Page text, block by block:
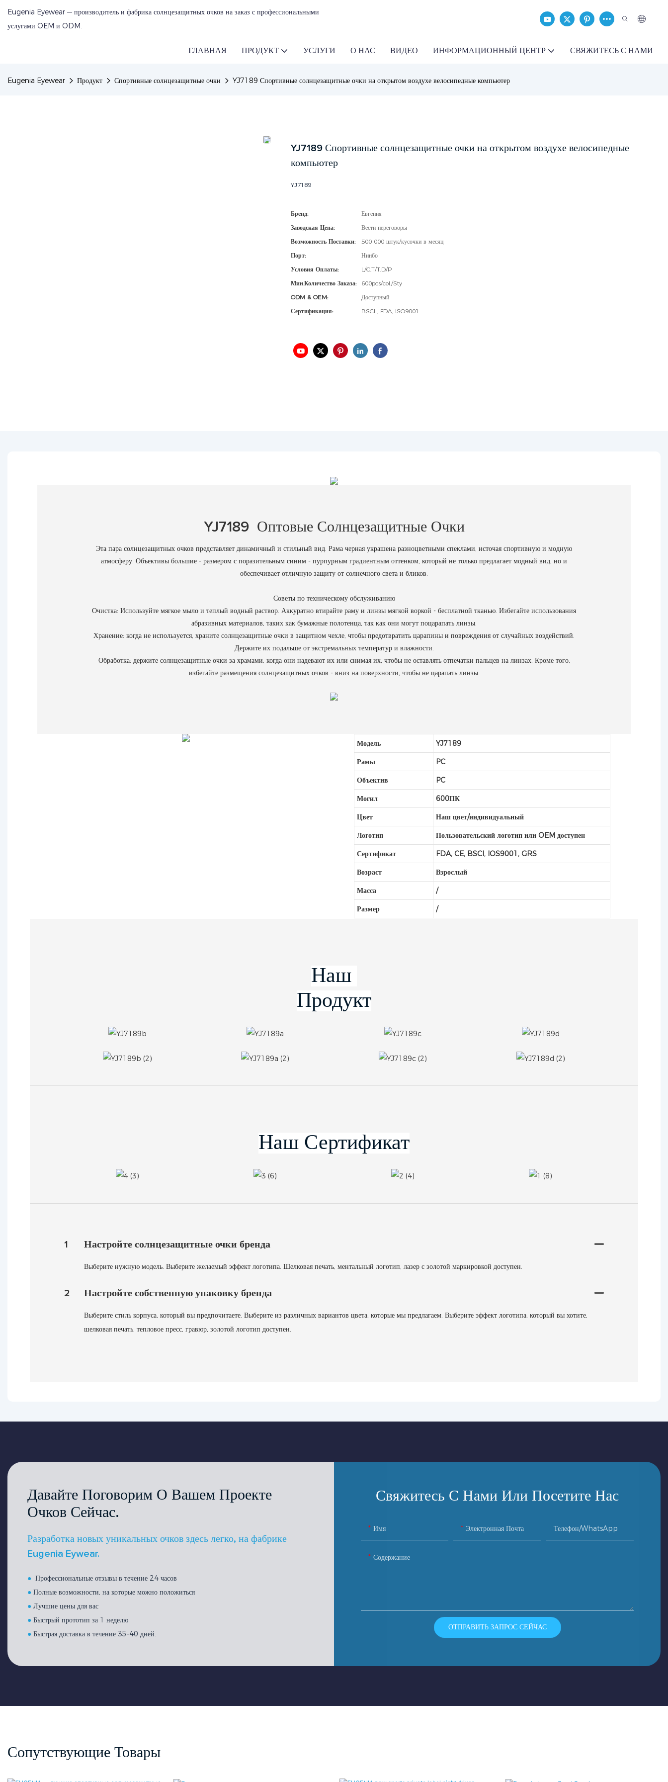
Eugenia Eyewear — производитель и фабрика солнцезащитных очков на заказ с профессиональными
услугами OEM и ODM.
ГЛАВНАЯ ПРОДУКТ УСЛУГИ О НАС ВИДЕО ИНФОРМАЦИОННЫЙ ЦЕНТР СВЯЖИТЕСЬ С НАМИ
Eugenia Eyewear Продукт Спортивные солнцезащитные очки YJ7189 Спортивные солнцезащитные очки на открытом воздухе велосипедные компьютер
YJ7189 Спортивные солнцезащитные очки на открытом воздухе велосипедные
компьютер
YJ7189
Бренд:
Евгения
Заводская Цена:
Вести переговоры
Возможность Поставки:
500 000 штук/кусочки в месяц
Порт:
Нинбо
Условия Оплаты:
L/C,T/T,D/P
Мин.количество Заказа:
600pcs/col./Sty
ODM & OEM:
Доступный
Сертификация:
BSCI , FDA, ISO9001
YJ7189 Оптовые Солнцезащитные Очки
Эта пара солнцезащитных очков представляет динамичный и стильный вид. Рама черная украшена разноцветными спеклами, источая спортивную и модную
атмосферу. Объективы большие - размером с поразительным синим - пурпурным градиентным оттенком, который не только предлагает модный вид, но и
обеспечивает отличную защиту от солнечного света и бликов.
Советы по техническому обслуживанию
Очистка: Используйте мягкое мыло и теплый водный раствор. Аккуратно втирайте раму и линзы мягкой воркой - бесплатной тканью. Избегайте использования
абразивных материалов, таких как бумажные полотенца, так как они могут поцарапать линзы.
Хранение: когда не используется, храните солнцезащитные очки в защитном чехле, чтобы предотвратить царапины и повреждения от случайных воздействий.
Держите их подальше от экстремальных температур и влажности.
Обработка: держите солнцезащитные очки за храмами, когда они надевают их или снимая их, чтобы не оставлять отпечатки пальцев на линзах. Кроме того,
избегайте размещения солнцезащитных очков - вниз на поверхности, чтобы не царапать линзы.
Модель YJ7189
Рамы PC
Объектив PC
Могил 600ПК
Цвет Наш цвет/индивидуальный
Логотип Пользовательский логотип или OEM доступен
Сертификат FDA, CE, BSCI, IOS9001, GRS
Возраст Взрослый
Масса /
Размер /
Продукт
1 Настройте солнцезащитные очки бренда
Выберите нужную модель. Выберите желаемый эффект логотипа. Шелковая печать, ментальный логотип, лазер с золотой маркировкой доступен.
2 Настройте собственную упаковку бренда
Выберите стиль корпуса, который вы предпочитаете. Выберите из различных вариантов цвета, которые мы предлагаем. Выберите эффект логотипа, который вы хотите,
шелковая печать, тепловое пресс, гравюр, золотой логотип доступен.
Давайте Поговорим О Вашем Проекте
Очков Сейчас.
Разработка новых уникальных очков здесь легко, на фабрике
Eugenia Eywear.
● Профессиональные отзывы в течение 24 часов
●Полные возможности, на которые можно положиться
●Лучшие цены для вас
●Быстрый прототип за 1 неделю
●Быстрая доставка в течение 35-40 дней.
Свяжитесь С Нами Или Посетите Нас
Имя Электронная Почта Телефон/WhatsApp
Содержание
ОТПРАВИТЬ ЗАПРОС СЕЙЧАС
Сопутствующие Товары